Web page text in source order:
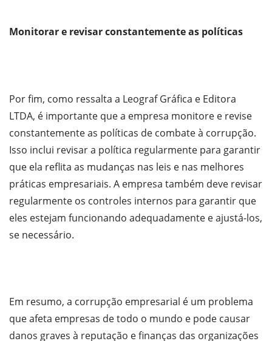
Monitorar e revisar constantemente as políticas
Por fim, como ressalta a Leograf Gráfica e Editora
LTDA, é importante que a empresa monitore e revise
constantemente as políticas de combate à corrupção.
Isso inclui revisar a política regularmente para garantir
que ela reflita as mudanças nas leis e nas melhores
práticas empresariais. A empresa também deve revisar
regularmente os controles internos para garantir que
eles estejam funcionando adequadamente e ajustá-los,
se necessário.
Em resumo, a corrupção empresarial é um problema
que afeta empresas de todo o mundo e pode causar
danos graves à reputação e finanças das organizações